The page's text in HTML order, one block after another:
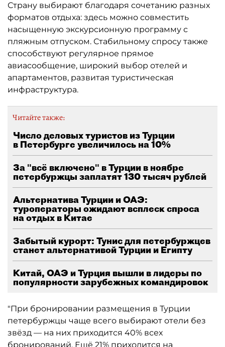
Страну выбирают благодаря сочетанию разных
форматов отдыха: здесь можно совместить
насыщенную экскурсионную программу с
пляжным отпуском. Стабильному спросу также
способствуют регулярное прямое
авиасообщение, широкий выбор отелей и
апартаментов, развитая туристическая
инфраструктура.
Читайте также:
Число деловых туристов из Турции
в Петербурге увеличилось на 10%
За "всё включено" в Турции в ноябре
петербуржцы заплатят 130 тысяч рублей
Альтернатива Турции и ОАЭ:
туроператоры ожидают всплеск спроса
на отдых в Китае
Забытый курорт: Тунис для петербуржцев
станет альтернативой Турции и Египту
Китай, ОАЭ и Турция вышли в лидеры по
популярности зарубежных командировок
"При бронировании размещения в Турции
петербуржцы чаще всего выбирают отели без
звёзд — на них приходится 40% всех
бронирований. Ещё 21% приходится на